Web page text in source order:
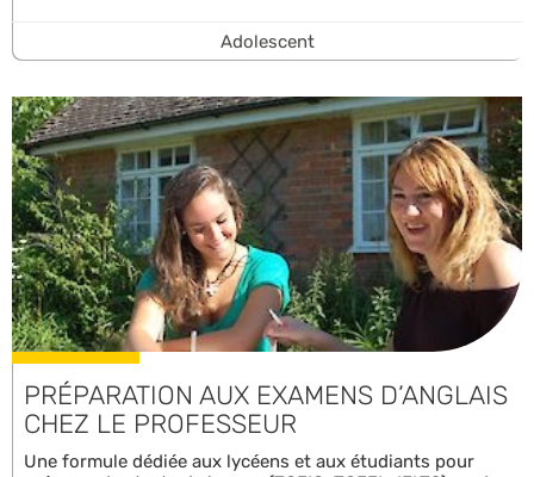
Adolescent
PRÉPARATION AUX EXAMENS D’ANGLAIS
CHEZ LE PROFESSEUR
Une formule dédiée aux lycéens et aux étudiants pour